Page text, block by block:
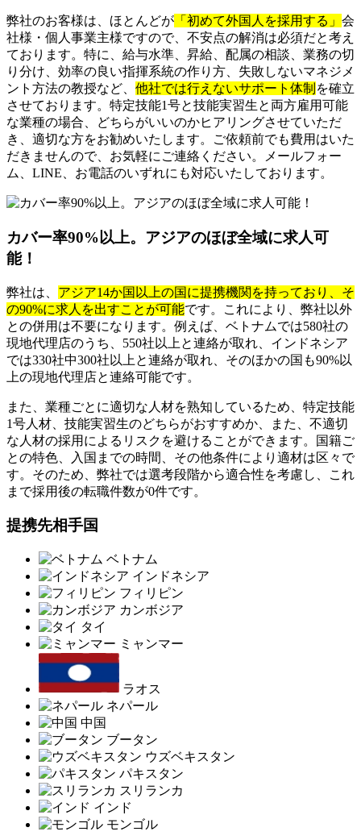
弊社のお客様は、ほとんどが 「初めて外国人を採用する」 会
社様・個人事業主様ですので、不安点の解消は必須だと考え
ております。特に、給与水準、昇給、配属の相談、業務の切
り分け、効率の良い指揮系統の作り方、失敗しないマネジメ
ント方法の教授など、 他社では行えないサポート体制 を確立
させております。特定技能1号と技能実習生と両方雇用可能
な業種の場合、どちらがいいのかヒアリングさせていただ
き、適切な方をお勧めいたします。ご依頼前でも費用はいた
だきませんので、お気軽にご連絡ください。メールフォー
ム、LINE、お電話のいずれにも対応いたしております。
カバー率90%以上。アジアのほぼ全域に求人可
能！
弊社は、 アジア14か国以上の国に提携機関を持っており、そ
の90%に求人を出すことが可能です。これにより、弊社以外
との併用は不要になります。例えば、ベトナムでは580社の
現地代理店のうち、550社以上と連絡が取れ、インドネシア
では330社中300社以上と連絡が取れ、そのほかの国も90%以
上の現地代理店と連絡可能です。
また、業種ごとに適切な人材を熟知しているため、特定技能
1号人材、技能実習生のどちらがおすすめか、また、不適切
な人材の採用によるリスクを避けることができます。国籍ご
との特色、入国までの時間、その他条件により適材は区々で
す。そのため、弊社では選考段階から適合性を考慮し、これ
まで採用後の転職件数が0件です。
提携先相手国
ベトナム
インドネシア
フィリピン
カンボジア
タイ
ミャンマー
ラオス
ネパール
中国
ブータン
ウズベキスタン
パキスタン
スリランカ
インド
モンゴル